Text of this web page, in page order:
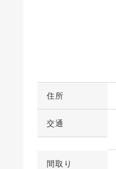
住所
交通
間取り